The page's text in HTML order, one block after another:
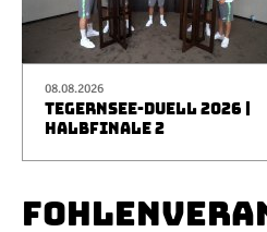
08.08.2026
TEGERNSEE-DUELL 2026 |
HALBFINALE 2